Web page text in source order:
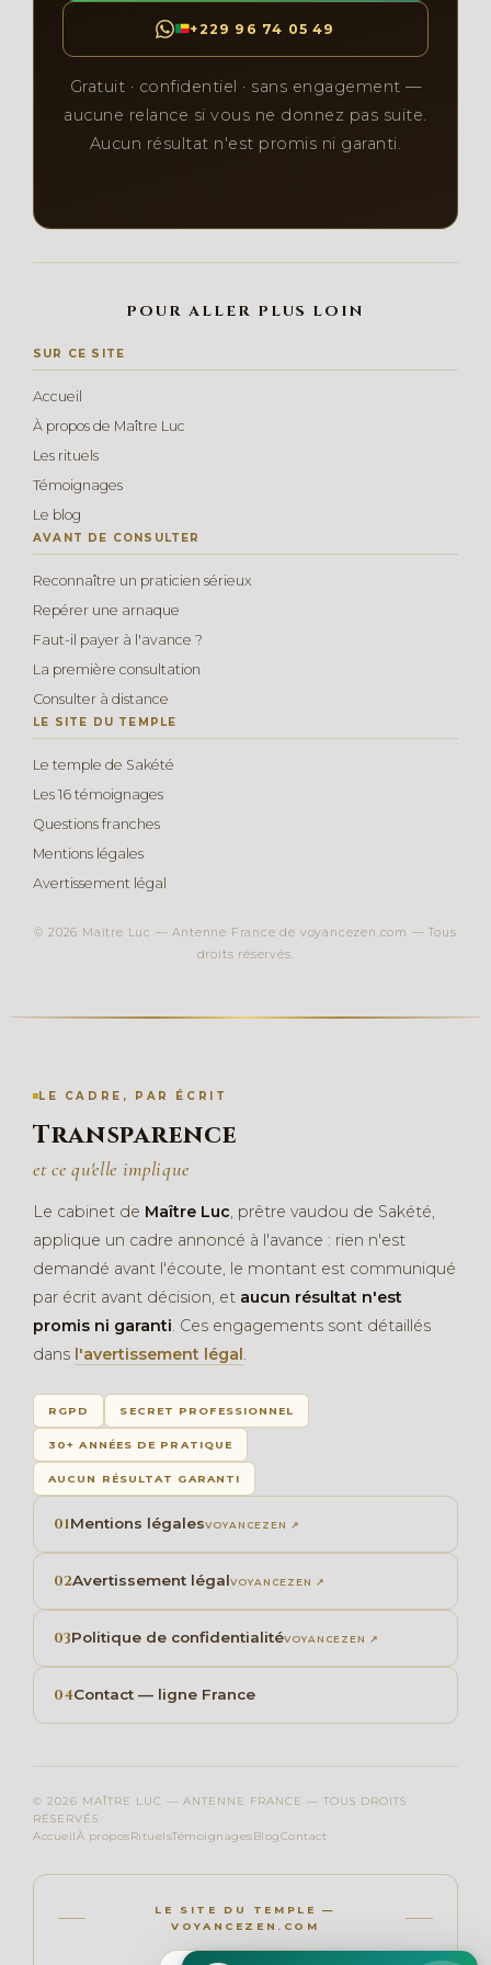
+229 96 74 05 49
Gratuit · confidentiel · sans engagement —
aucune relance si vous ne donnez pas suite.
Aucun résultat n'est promis ni garanti.
POUR ALLER PLUS LOIN
SUR CE SITE
Accueil
À propos de Maître Luc
Les rituels
Témoignages
Le blog
AVANT DE CONSULTER
Reconnaître un praticien sérieux
Repérer une arnaque
Faut-il payer à l'avance ?
La première consultation
Consulter à distance
LE SITE DU TEMPLE
Le temple de Sakété
Les 16 témoignages
Questions franches
Mentions légales
Avertissement légal
© 2026 Maître Luc — Antenne France de voyancezen.com — Tous
droits réservés.
LE CADRE, PAR ÉCRIT
Transparence
et ce qu'elle implique
Le cabinet de Maître Luc, prêtre vaudou de Sakété,
applique un cadre annoncé à l'avance : rien n'est
demandé avant l'écoute, le montant est communiqué
par écrit avant décision, et aucun résultat n'est
promis ni garanti. Ces engagements sont détaillés
dans l'avertissement légal .
RGPD SECRET PROFESSIONNEL
30+ ANNÉES DE PRATIQUE
AUCUN RÉSULTAT GARANTI
01Mentions légalesVOYANCEZEN ↗
02Avertissement légalVOYANCEZEN ↗
03Politique de confidentialitéVOYANCEZEN ↗
04Contact — ligne France
© 2026 MAÎTRE LUC — ANTENNE FRANCE — TOUS DROITS
RÉSERVÉS
AccueilÀ proposRituelsTémoignagesBlogContact
LE SITE DU TEMPLE —
VOYANCEZEN.COM